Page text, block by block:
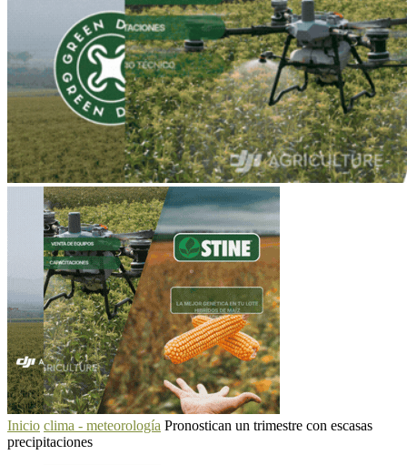
Inicio clima - meteorología Pronostican un trimestre con escasas
precipitaciones